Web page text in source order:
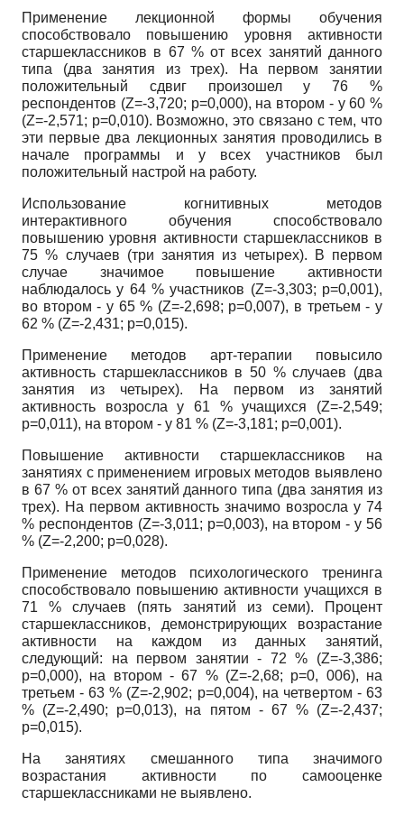
Применение лекционной формы обучения
способствовало повышению уровня активности
старшеклассников в 67 % от всех занятий данного
типа (два занятия из трех). На первом занятии
положительный сдвиг произошел у 76 %
респондентов (Z=-3,720; p=0,000), на втором - у 60 %
(Z=-2,571; p=0,010). Возможно, это связано с тем, что
эти первые два лекционных занятия проводились в
начале программы и у всех участников был
положительный настрой на работу.
Использование когнитивных методов
интерактивного обучения способствовало
повышению уровня активности старшеклассников в
75 % случаев (три занятия из четырех). В первом
случае значимое повышение активности
наблюдалось у 64 % участников (Z=-3,303; p=0,001),
во втором - у 65 % (Z=-2,698; p=0,007), в третьем - у
62 % (Z=-2,431; p=0,015).
Применение методов арт-терапии повысило
активность старшеклассников в 50 % случаев (два
занятия из четырех). На первом из занятий
активность возросла у 61 % учащихся (Z=-2,549;
p=0,011), на втором - у 81 % (Z=-3,181; p=0,001).
Повышение активности старшеклассников на
занятиях с применением игровых методов выявлено
в 67 % от всех занятий данного типа (два занятия из
трех). На первом активность значимо возросла у 74
% респондентов (Z=-3,011; p=0,003), на втором - у 56
% (Z=-2,200; p=0,028).
Применение методов психологического тренинга
способствовало повышению активности учащихся в
71 % случаев (пять занятий из семи). Процент
старшеклассников, демонстрирующих возрастание
активности на каждом из данных занятий,
следующий: на первом занятии - 72 % (Z=-3,386;
p=0,000), на втором - 67 % (Z=-2,68; p=0, 006), на
третьем - 63 % (Z=-2,902; p=0,004), на четвертом - 63
% (Z=-2,490; p=0,013), на пятом - 67 % (Z=-2,437;
p=0,015).
На занятиях смешанного типа значимого
возрастания активности по самооценке
старшеклассниками не выявлено.